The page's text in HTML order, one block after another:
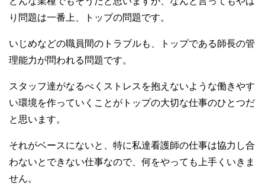
り問題は一番上、トップの問題です。
いじめなどの職員間のトラブルも、トップである師長の管
理能力が問われる問題です。
スタッフ達がなるべくストレスを抱えないような働きやす
い環境を作っていくことがトップの大切な仕事のひとつだ
と思います。
それがベースにないと、特に私達看護師の仕事は協力し合
わないとできない仕事なので、何をやっても上手くいきま
せん。